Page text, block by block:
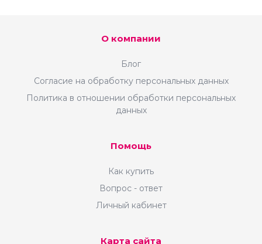
О компании
Блог
Согласие на обработку персональных данных
Политика в отношении обработки персональных
данных
Помощь
Как купить
Вопрос - ответ
Личный кабинет
Карта сайта